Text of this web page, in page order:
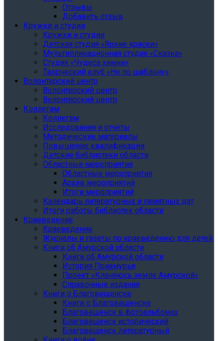
Отзывы
Добавить отзыв
Кружки и студии
Кружки и студии
Детская студия «Яркие краски»
Мультипликационная студия «Сказка»
Студия «Чудеса химии»
Творческий клуб «Не по шаблону»
Волонтерский центр
Волонтерский центр
Волонтерский центр
Коллегам
Коллегам
Исследования и отчеты
Методические материалы
Повышение квалификации
Детские библиотеки области
Областные мероприятия
Областные мероприятия
Архив мероприятий
Итоги мероприятий
Календарь литературных и памятных дат
Итоги работы библиотек области
Краеведение
Краеведение
Журналы и газеты по краеведению для детей
Книги об Амурской области
Книги об Амурской области
История Приамурья
Проект «Кланяюсь земле Амурской»
Справочные издания
Книги о Благовещенске
Книги о Благовещенске
Благовещенск в фотоальбомах
Благовещенск исторический
Благовещенск литературный